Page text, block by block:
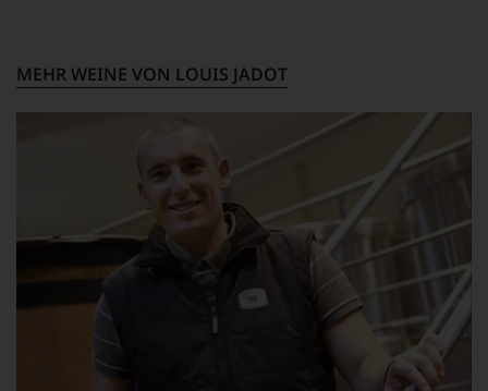
unsere
Weinselektion
bewegt.
mehr.
festgestellt,
dass
MEHR WEINE VON LOUIS JADOT